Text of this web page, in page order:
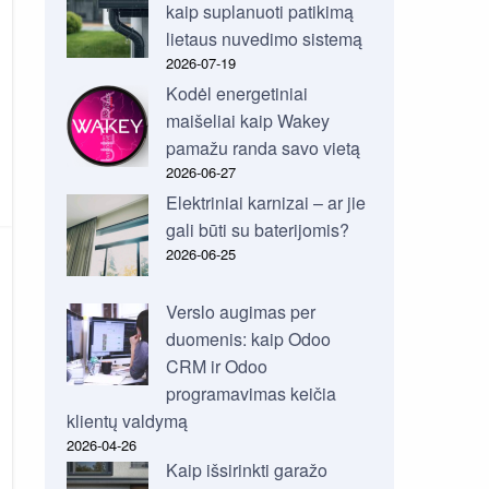
kaip suplanuoti patikimą
lietaus nuvedimo sistemą
2026-07-19
Kodėl energetiniai
maišeliai kaip Wakey
pamažu randa savo vietą
2026-06-27
Elektriniai karnizai – ar jie
gali būti su baterijomis?
2026-06-25
Verslo augimas per
duomenis: kaip Odoo
CRM ir Odoo
programavimas keičia
klientų valdymą
2026-04-26
Kaip išsirinkti garažo